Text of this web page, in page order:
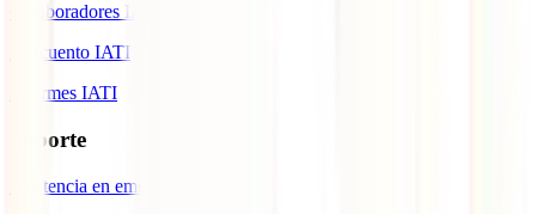
Colaboradores IATI
Descuento IATI
Informes IATI
Soporte
Asistencia en emergencias